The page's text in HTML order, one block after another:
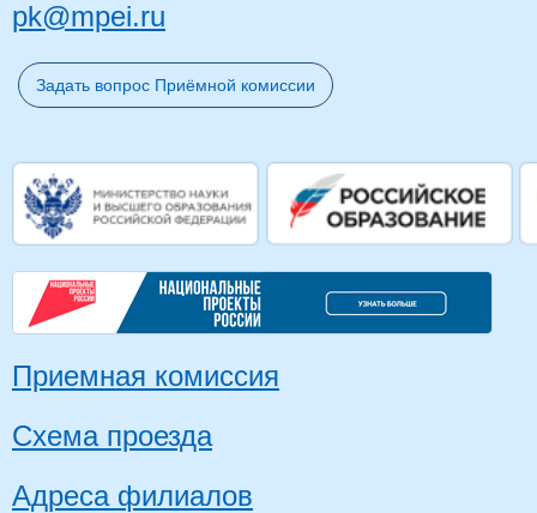
pk@mpei.ru
Задать вопрос Приёмной комиссии
Приемная комиссия
Схема проезда
Адреса филиалов